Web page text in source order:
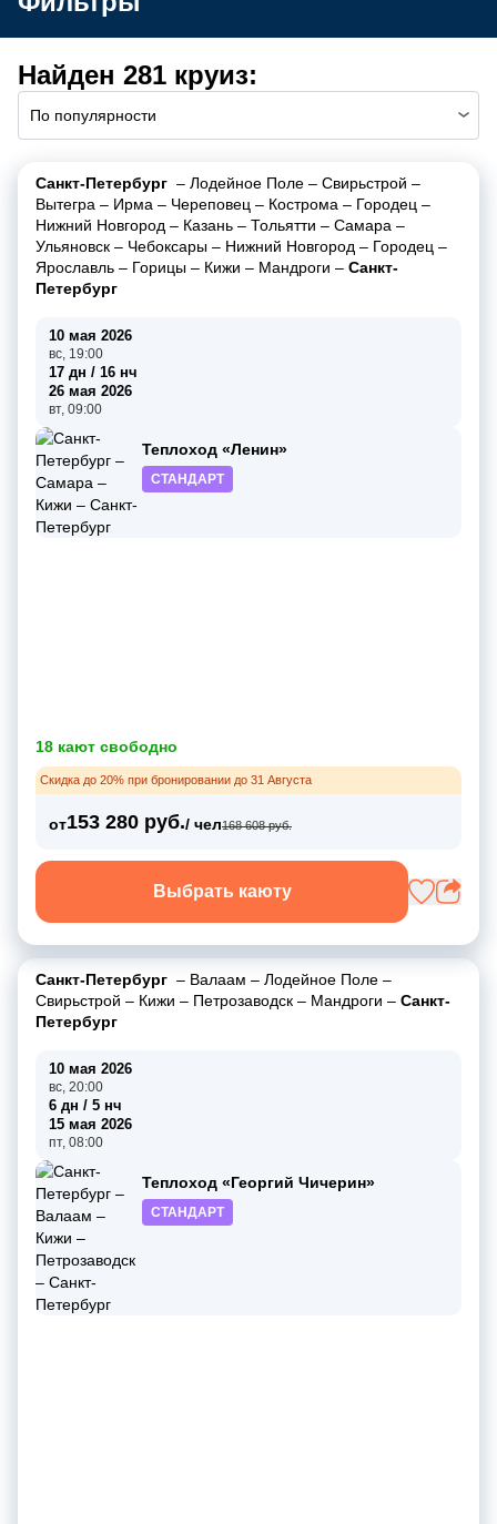
Найден 281 круиз:
По популярности
Санкт-Петербург – Лодейное Поле – Свирьстрой –
Вытегра – Ирма – Череповец – Кострома – Городец –
Нижний Новгород – Казань – Тольятти – Самара –
Ульяновск – Чебоксары – Нижний Новгород – Городец –
Ярославль – Горицы – Кижи – Мандроги – Санкт-
Петербург
10 мая 2026
вс, 19:00
17 дн / 16 нч
26 мая 2026
вт, 09:00
Теплоход «Ленин»
СТАНДАРТ
18 кают свободно
Скидка до 20% при бронировании до 31 Августа
от153 280 руб./ чел168 608 руб.
Выбрать каюту
Санкт-Петербург – Валаам – Лодейное Поле –
Свирьстрой – Кижи – Петрозаводск – Мандроги – Санкт-
Петербург
10 мая 2026
вс, 20:00
6 дн / 5 нч
15 мая 2026
пт, 08:00
Теплоход «Георгий Чичерин»
СТАНДАРТ